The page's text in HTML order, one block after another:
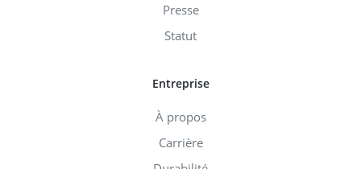
Presse
Statut
Entreprise
À propos
Carrière